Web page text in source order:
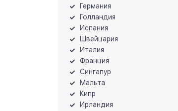
Германия
Голландия
Испания
Швейцария
Италия
Франция
Сингапур
Мальта
Кипр
Ирландия